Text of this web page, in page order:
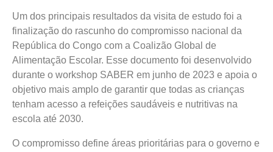
Um dos principais resultados da visita de estudo foi a
finalização do rascunho do compromisso nacional da
República do Congo com a Coalizão Global de
Alimentação Escolar. Esse documento foi desenvolvido
durante o workshop SABER em junho de 2023 e apoia o
objetivo mais amplo de garantir que todas as crianças
tenham acesso a refeições saudáveis e nutritivas na
escola até 2030.
O compromisso define áreas prioritárias para o governo e